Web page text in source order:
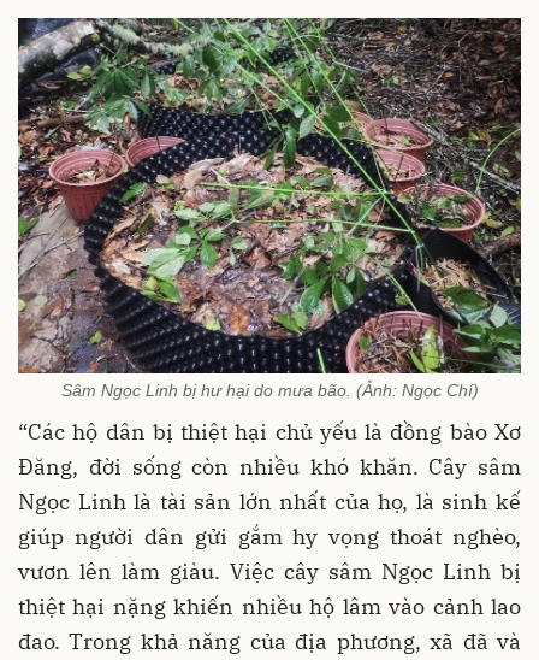
Sâm Ngọc Linh bị hư hại do mưa bão. (Ảnh: Ngọc Chí)
“Các hộ dân bị thiệt hại chủ yếu là đồng bào Xơ
Đăng, đời sống còn nhiều khó khăn. Cây sâm
Ngọc Linh là tài sản lớn nhất của họ, là sinh kế
giúp người dân gửi gắm hy vọng thoát nghèo,
vươn lên làm giàu. Việc cây sâm Ngọc Linh bị
thiệt hại nặng khiến nhiều hộ lâm vào cảnh lao
đao. Trong khả năng của địa phương, xã đã và